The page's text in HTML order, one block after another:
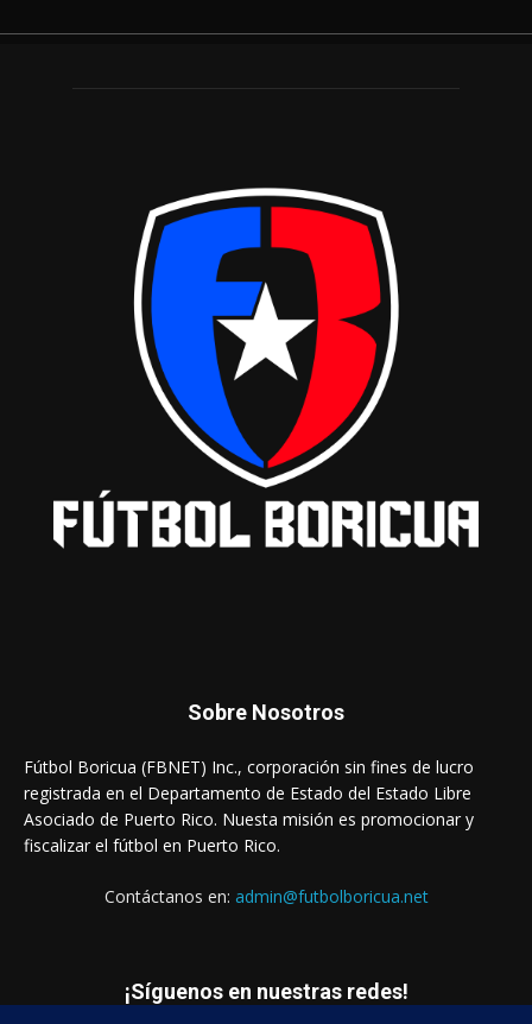
Sobre Nosotros
Fútbol Boricua (FBNET) Inc., corporación sin fines de lucro
registrada en el Departamento de Estado del Estado Libre
Asociado de Puerto Rico. Nuesta misión es promocionar y
fiscalizar el fútbol en Puerto Rico.
Contáctanos en: admin@futbolboricua.net
¡Síguenos en nuestras redes!